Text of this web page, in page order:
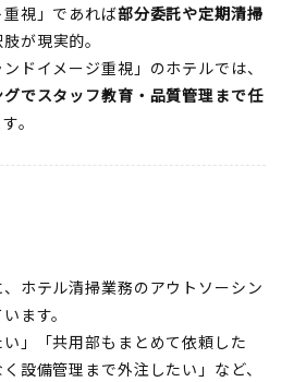
視」であれば部分委託や定期清掃
が現実的。
ドイメージ重視」のホテルでは、
でスタッフ教育・品質管理まで任
。
ホテル清掃業務のアウトソーシン
ます。
い」「共用部もまとめて依頼した
設備管理まで外注したい」など、